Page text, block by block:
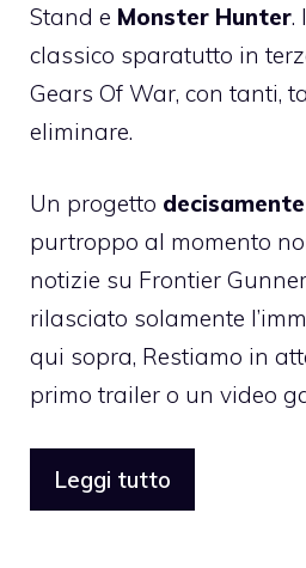
Stand e Monster Hunter.
classico sparatutto in
Gears Of War, con tanti,
eliminare.
Un progetto
purtroppo al momento
notizie su Frontier
rilasciato solamente
qui sopra, Restiamo in
primo trailer o un video
Leggi tutto